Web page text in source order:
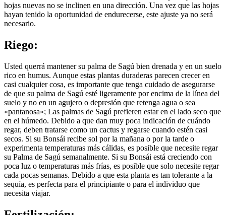
hojas nuevas no se inclinen en una dirección. Una vez que las hojas
hayan tenido la oportunidad de endurecerse, este ajuste ya no será
necesario.
Riego:
Usted querrá mantener su palma de Sagú bien drenada y en un suelo
rico en humus. Aunque estas plantas duraderas parecen crecer en
casi cualquier cosa, es importante que tenga cuidado de asegurarse
de que su palma de Sagú esté ligeramente por encima de la línea del
suelo y no en un agujero o depresión que retenga agua o sea
«pantanosa»; Las palmas de Sagú prefieren estar en el lado seco que
en el húmedo. Debido a que dan muy poca indicación de cuándo
regar, deben tratarse como un cactus y regarse cuando estén casi
secos. Si su Bonsái recibe sol por la mañana o por la tarde o
experimenta temperaturas más cálidas, es posible que necesite regar
su Palma de Sagú semanalmente. Si su Bonsái está creciendo con
poca luz o temperaturas más frías, es posible que solo necesite regar
cada pocas semanas. Debido a que esta planta es tan tolerante a la
sequía, es perfecta para el principiante o para el individuo que
necesita viajar.